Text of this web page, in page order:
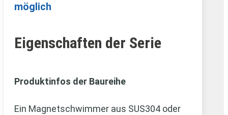
möglich
Eigenschaften der Serie
Produktinfos der Baureihe
Ein Magnetschwimmer aus SUS304 oder